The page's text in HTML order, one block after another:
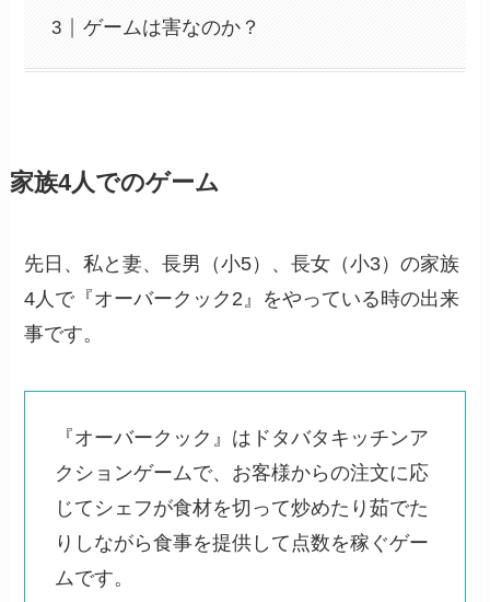
ゲームは害なのか？
家族4人でのゲーム
先日、私と妻、長男（小5）、長女（小3）の家族
4人で『オーバークック2』をやっている時の出来
事です。
『オーバークック』はドタバタキッチンア
クションゲームで、お客様からの注文に応
じてシェフが食材を切って炒めたり茹でた
りしながら食事を提供して点数を稼ぐゲー
ムです。